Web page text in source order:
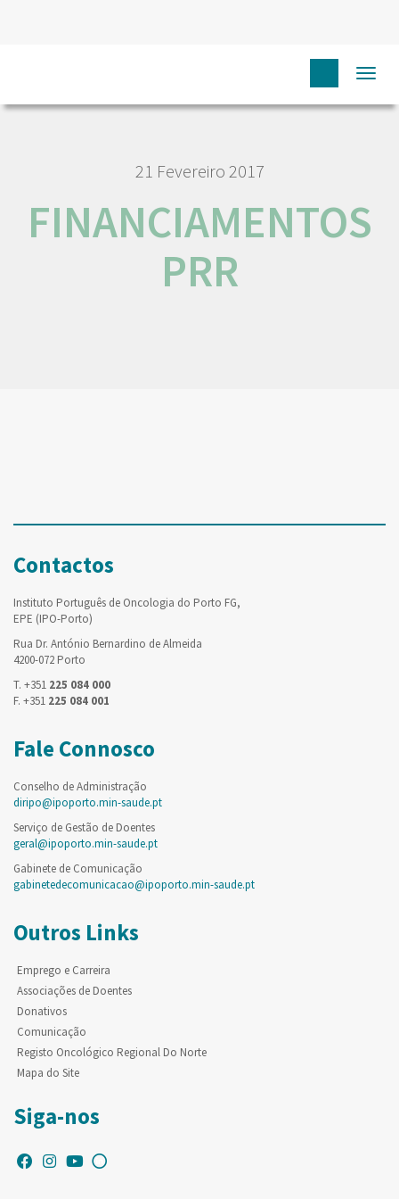
21 Fevereiro 2017
FINANCIAMENTOS
PRR
Contactos
Instituto Português de Oncologia do Porto FG,
EPE (IPO-Porto)
Rua Dr. António Bernardino de Almeida
4200-072 Porto
T. +351 225 084 000
F. +351 225 084 001
Fale Connosco
Conselho de Administração
diripo@ipoporto.min-saude.pt
Serviço de Gestão de Doentes
geral@ipoporto.min-saude.pt
Gabinete de Comunicação
gabinetedecomunicacao@ipoporto.min-saude.pt
Outros Links
Emprego e Carreira
Associações de Doentes
Donativos
Comunicação
Registo Oncológico Regional Do Norte
Mapa do Site
Siga-nos